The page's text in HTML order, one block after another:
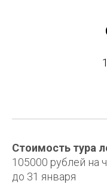
Стоимость тура
105000 рублей на
до 31 января